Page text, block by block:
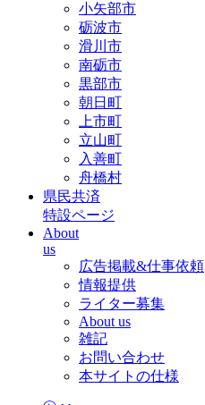
小矢部市
砺波市
滑川市
南砺市
黒部市
朝日町
上市町
立山町
入善町
舟橋村
県民共済
特設ページ
About
us
広告掲載&仕事依頼
情報提供
ライター募集
About us
雑記
お問い合わせ
本サイトの仕様